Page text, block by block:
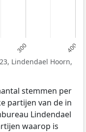
300 400
Lindendael Hoorn,
stemmen per
partijen van de in
Lindendael
waarop is